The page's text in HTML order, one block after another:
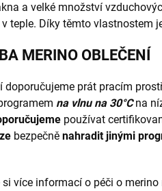
a velké množství
teple. Díky těmto vlastnostem
MERINO OBLEČENÍ
doporučujeme prát pracím
na vlnu na 30°Cna
používat
bezpečně nahradit jinými
si více informací o péči o merino